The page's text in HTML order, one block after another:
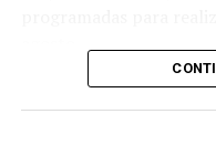
fútbol argentino.
El Papa llegará a la